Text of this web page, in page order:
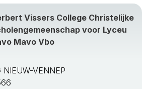
Vissers College Christelijke
voor Lyceu
Mavo Vbo
NIEUW-VENNEP